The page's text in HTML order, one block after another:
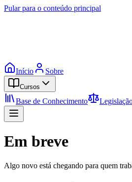
Pular para o conteúdo principal
Início Sobre
Cursos
Base de Conhecimento
Em breve
Algo novo está chegando para quem